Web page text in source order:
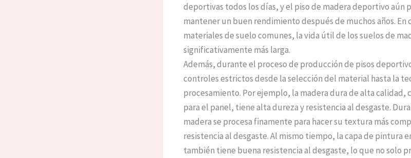
deportivas todos los días, y el piso de madera deportivo aún
mantener un buen rendimiento después de muchos años. En
materiales de suelo comunes, la vida útil de los suelos de
significativamente más larga.
Además, durante el proceso de producción de pisos
controles estrictos desde la selección del material hasta la
procesamiento. Por ejemplo, la madera dura de alta calidad,
para el panel, tiene alta dureza y resistencia al desgaste.
madera se procesa finamente para hacer su textura más
resistencia al desgaste. Al mismo tiempo, la capa de pintura
también tiene buena resistencia al desgaste, lo que no solo